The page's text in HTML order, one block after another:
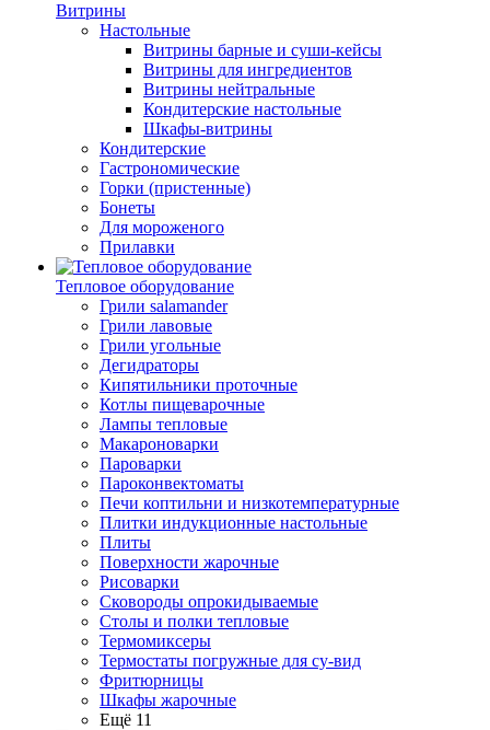
Витрины
Настольные
Витрины барные и суши-кейсы
Витрины для ингредиентов
Витрины нейтральные
Кондитерские настольные
Шкафы-витрины
Кондитерские
Гастрономические
Горки (пристенные)
Бонеты
Для мороженого
Прилавки
Тепловое оборудование
Грили salamander
Грили лавовые
Грили угольные
Дегидраторы
Кипятильники проточные
Котлы пищеварочные
Лампы тепловые
Макароноварки
Пароварки
Пароконвектоматы
Печи коптильни и низкотемпературные
Плитки индукционные настольные
Плиты
Поверхности жарочные
Рисоварки
Сковороды опрокидываемые
Столы и полки тепловые
Термомиксеры
Термостаты погружные для су-вид
Фритюрницы
Шкафы жарочные
Ещё 11